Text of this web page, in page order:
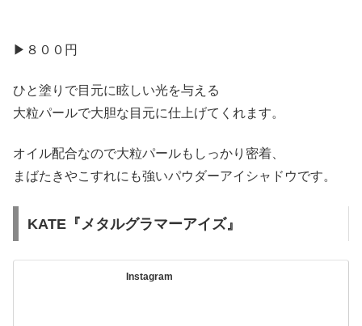
▶︎８００円
ひと塗りで目元に眩しい光を与える
大粒パールで大胆な目元に仕上げてくれます。
オイル配合なので大粒パールもしっかり密着、
まばたきやこすれにも強いパウダーアイシャドウです。
KATE『メタルグラマーアイズ』
Instagram